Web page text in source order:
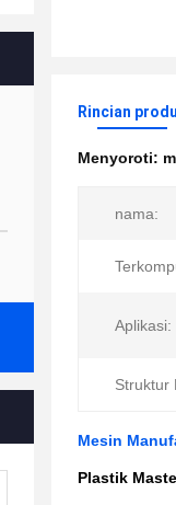
Rincian
Menyoroti:
nama:
Aplikasi:
Struktur
Mesin
Plastik